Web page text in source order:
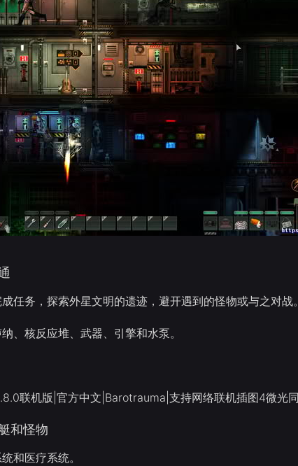
任务，探索外星文明的遗迹，避开遇到的怪物或与之对战。
、核反应堆、武器、引擎和水泵。
和怪物
和医疗系统。